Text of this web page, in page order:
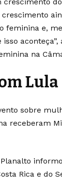
crescimento
feminina e,
na
Lula
sobre
receberam
Rica e do